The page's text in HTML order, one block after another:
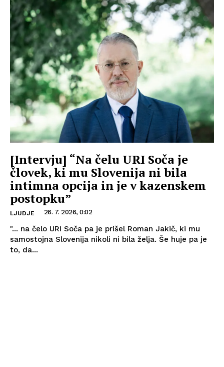
[Intervju] “Na čelu URI Soča je
človek, ki mu Slovenija ni bila
intimna opcija in je v kazenskem
postopku”
LJUDJE 26. 7. 2026, 0:02
"... na čelo URI Soča pa je prišel Roman Jakič, ki mu
samostojna Slovenija nikoli ni bila želja. Še huje pa je
to, da...